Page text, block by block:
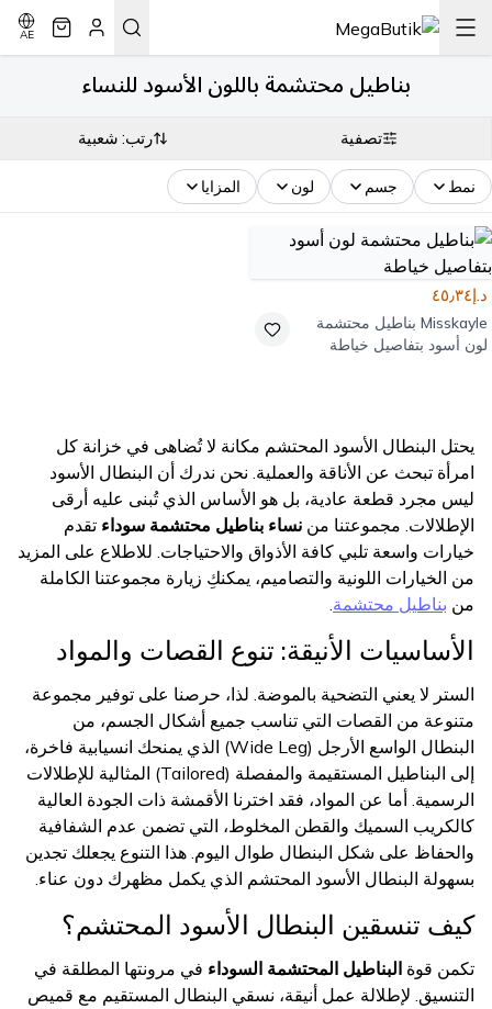
AE
بناطيل محتشمة باللون الأسود للنساء
تصفية رتب: شعبية
نمط جسم لون المزايا
د.إ٤٥٫٣٤
Misskayle بناطيل محتشمة
لون أسود بتفاصيل خياطة
يحتل البنطال الأسود المحتشم مكانة لا تُضاهى في خزانة كل
امرأة تبحث عن الأناقة والعملية. نحن ندرك أن البنطال الأسود
ليس مجرد قطعة عادية، بل هو الأساس الذي تُبنى عليه أرقى
الإطلالات. مجموعتنا من نساء بناطيل محتشمة سوداء تقدم
خيارات واسعة تلبي كافة الأذواق والاحتياجات. للاطلاع على المزيد
من الخيارات اللونية والتصاميم، يمكنكِ زيارة مجموعتنا الكاملة
من بناطيل محتشمة.
الأساسيات الأنيقة: تنوع القصات والمواد
الستر لا يعني التضحية بالموضة. لذا، حرصنا على توفير مجموعة
متنوعة من القصات التي تناسب جميع أشكال الجسم، من
البنطال الواسع الأرجل (Wide Leg) الذي يمنحك انسيابية فاخرة،
إلى البناطيل المستقيمة والمفصلة (Tailored) المثالية للإطلالات
الرسمية. أما عن المواد، فقد اخترنا الأقمشة ذات الجودة العالية
كالكريب السميك والقطن المخلوط، التي تضمن عدم الشفافية
والحفاظ على شكل البنطال طوال اليوم. هذا التنوع يجعلك تجدين
بسهولة البنطال الأسود المحتشم الذي يكمل مظهرك دون عناء.
كيف تنسقين البنطال الأسود المحتشم؟
تكمن قوة البناطيل المحتشمة السوداء في مرونتها المطلقة في
التنسيق. لإطلالة عمل أنيقة، نسقي البنطال المستقيم مع قميص